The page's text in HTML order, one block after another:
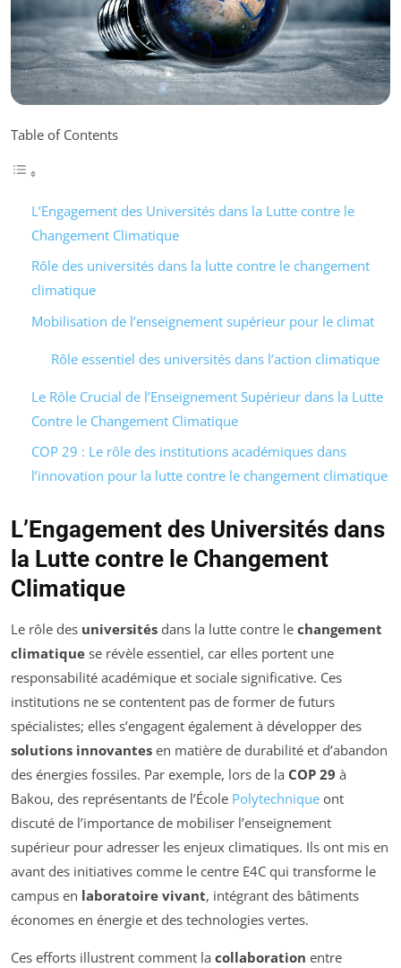
Table of Contents
L’Engagement des Universités dans la Lutte contre le
Changement Climatique
Rôle des universités dans la lutte contre le changement
climatique
Mobilisation de l’enseignement supérieur pour le climat
Rôle essentiel des universités dans l’action climatique
Le Rôle Crucial de l’Enseignement Supérieur dans la Lutte
Contre le Changement Climatique
COP 29 : Le rôle des institutions académiques dans
l’innovation pour la lutte contre le changement climatique
L’Engagement des Universités dans
la Lutte contre le Changement
Climatique
Le rôle des universités dans la lutte contre le changement
climatique se révèle essentiel, car elles portent une
responsabilité académique et sociale significative. Ces
institutions ne se contentent pas de former de futurs
spécialistes; elles s’engagent également à développer des
solutions innovantes en matière de durabilité et d’abandon
des énergies fossiles. Par exemple, lors de la COP 29 à
Bakou, des représentants de l’École Polytechnique ont
discuté de l’importance de mobiliser l’enseignement
supérieur pour adresser les enjeux climatiques. Ils ont mis en
avant des initiatives comme le centre E4C qui transforme le
campus en laboratoire vivant, intégrant des bâtiments
économes en énergie et des technologies vertes.
Ces efforts illustrent comment la collaboration entre